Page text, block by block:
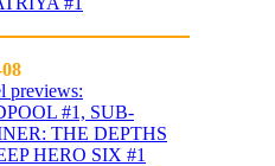
previews:
#1, SUB-
THE DEPTHS
HERO SIX #1